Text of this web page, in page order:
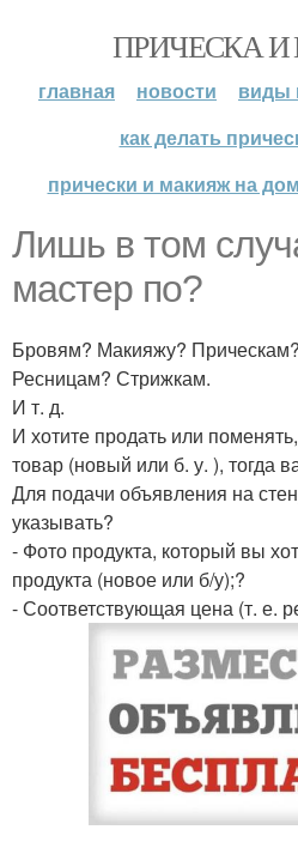
ПРИЧЕСКА
главная новости
виды
как делать
прически и макияж на
Лишь в том
мастер по?
Бровям? Макияжу?
Ресницам? Стрижкам.
И т. д.
И хотите продать или
товар (новый или б. у. ), тогда
Для подачи объявления на
указывать?
- Фото продукта, который вы
продукта (новое или б/у);?
- Соответствующая цена (т. е.